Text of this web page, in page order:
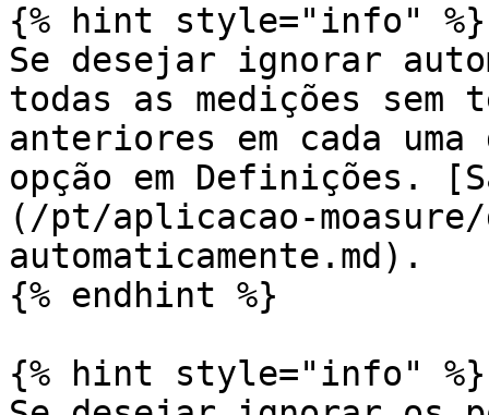
{% hint style="info" %}
Se desejar ignorar
todas as medições
anteriores em cada
opção em Definições.
(/pt/aplicacao-
automaticamente.md).
{% endhint %}
{% hint style="info" %}